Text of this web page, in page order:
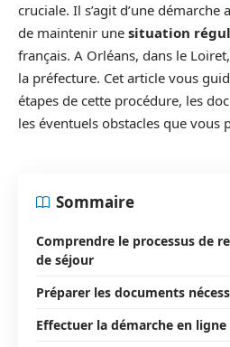
cruciale. Il s’agit d’une
de maintenir une situation
français. A Orléans, dans le
la préfecture. Cet article vous
étapes de cette procédure, les
les éventuels obstacles que vous
Sommaire
Comprendre le processus de
de séjour
Préparer les documents
Effectuer la démarche en ligne